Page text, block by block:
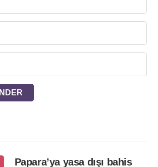
Papara’ya yasa dışı bahis